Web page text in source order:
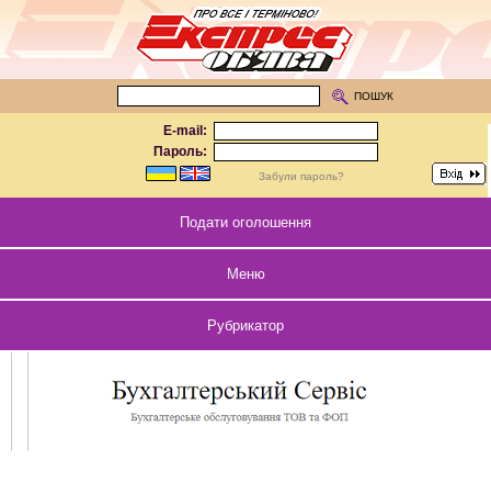
E-mail:
Пароль:
Забули пароль?
ПОШУК
Подати оголошення
Меню
Рубрикатор